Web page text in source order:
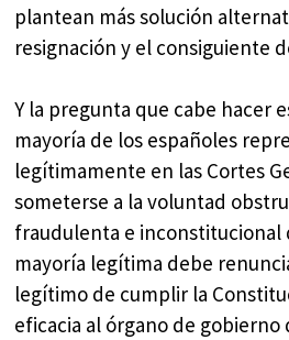
plantean más solución
resignación y el consiguiente
Y la pregunta que cabe hacer
mayoría de los españoles
legítimamente en las Cortes
someterse a la voluntad
fraudulenta e inconstitucional
mayoría legítima debe
legítimo de cumplir la
eficacia al órgano de gobierno